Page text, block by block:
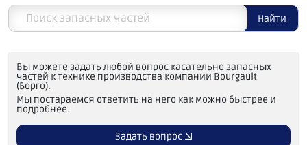
Найти
Задать вопрос →
Вы можете задать любой вопрос касательно запасных
частей к технике производства компании Bourgault
(Борго).
Мы постараемся ответить на него как можно быстрее и
подробнее.